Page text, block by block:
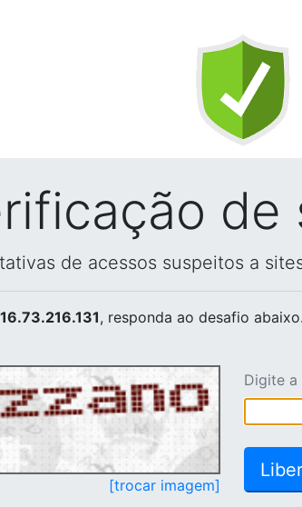
de
de acessos suspeitos a
, responda ao desafio abaixo.
[trocar imagem]
Digite a